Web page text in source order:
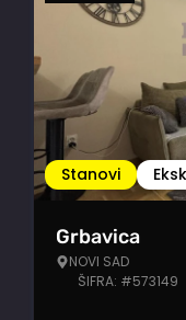
Stanovi
Grbavica
NOVI SAD
ŠIFRA: #573149